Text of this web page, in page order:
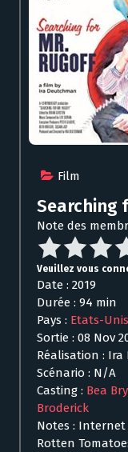
Film
Searching
Note des
Veuillez vous
Date : 2019
Durée : 94 min
Pays : Etats-Unis
Sortie : 08 Nov
Réalisation :
Scénario : N/A
Casting : Bea
Broderick
Notes : Internet
Rotten